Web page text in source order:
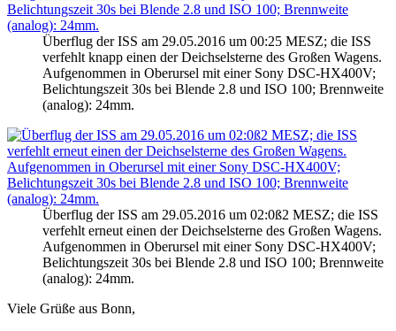
Überflug der ISS am 29.05.2016 um 00:25 MESZ; die ISS
verfehlt knapp einen der Deichselsterne des Großen Wagens.
Aufgenommen in Oberursel mit einer Sony DSC-HX400V;
Belichtungszeit 30s bei Blende 2.8 und ISO 100; Brennweite
(analog): 24mm.
Überflug der ISS am 29.05.2016 um 02:0ß2 MESZ; die ISS
verfehlt erneut einen der Deichselsterne des Großen Wagens.
Aufgenommen in Oberursel mit einer Sony DSC-HX400V;
Belichtungszeit 30s bei Blende 2.8 und ISO 100; Brennweite
(analog): 24mm.
Viele Grüße aus Bonn,